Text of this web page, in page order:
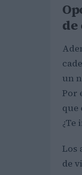
de
un
Por
que
¿Te
Los
de